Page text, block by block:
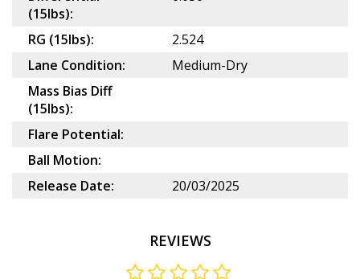
(15lbs):
RG (15lbs):
2.524
Lane Condition:
Medium-Dry
Mass Bias Diff
(15lbs):
Flare Potential:
Ball Motion:
Release Date:
20/03/2025
REVIEWS